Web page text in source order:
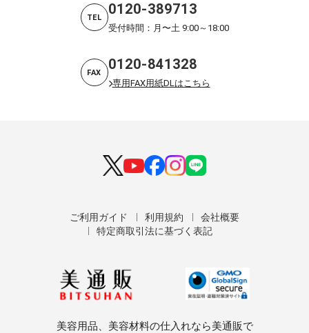
TEL 0120-389713
受付時間：月〜土 9:00～18:00
FAX 0120-841328
専用FAX用紙DLはこちら
ご利用ガイド 利用規約
会社概要
特定商取引法に基づく表記
美容用品、美容材料の仕入れなら美通販で